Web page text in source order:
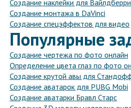
Создание наклейки для
Создание монтажа в DaVinci
Создание спецэффектов для видео
Популярные
Создание чертежа по фото онлайн
Определение цвета глаз по фото
Создание крутой авы для
Создание аватарок для PUBG Mobi
Создание аватарки Бравл Старс